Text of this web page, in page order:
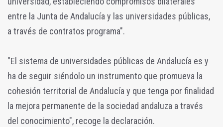
entre la Junta de Andalucía y las universidades públicas,
a través de contratos programa".
"El sistema de universidades públicas de Andalucía es y
ha de seguir siéndolo un instrumento que promueva la
cohesión territorial de Andalucía y que tenga por finalidad
la mejora permanente de la sociedad andaluza a través
del conocimiento", recoge la declaración.